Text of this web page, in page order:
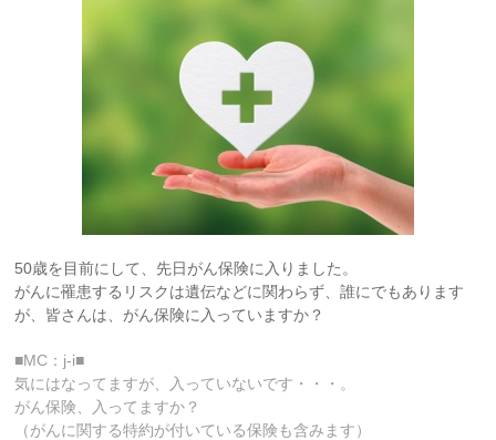
50歳を目前にして、先日がん保険に入りました。
がんに罹患するリスクは遺伝などに関わらず、誰にでもあります
が、皆さんは、がん保険に入っていますか？
■MC：j-i■
気にはなってますが、入っていないです・・・。
がん保険、入ってますか？
（がんに関する特約が付いている保険も含みます）